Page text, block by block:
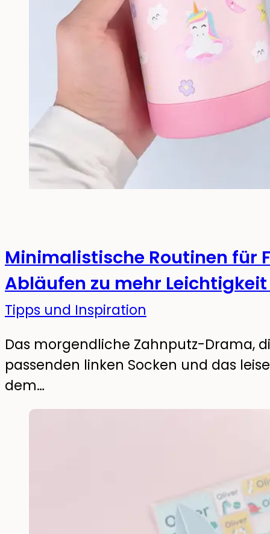
Minimalistische Routinen für
Abläufen zu mehr
Tipps und Inspiration
Das morgendliche Zahnputz-Drama,
passenden linken Socken und das
dem…